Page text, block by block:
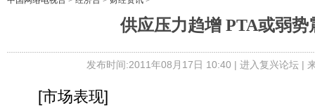
供应压力趋增 PTA或弱势
发布时间:2011年08月17日 10:40 | 进入复兴论坛|
[市场表现]